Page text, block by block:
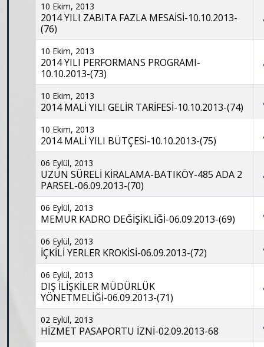
10 Ekim, 2013
2014 YILI ZABITA FAZLA MESAİSİ-10.10.2013-
(76)
10 Ekim, 2013
2014 YILI PERFORMANS PROGRAMI-
10.10.2013-(73)
10 Ekim, 2013
2014 MALİ YILI GELİR TARİFESİ-10.10.2013-(74)
10 Ekim, 2013
2014 MALİ YILI BÜTÇESİ-10.10.2013-(75)
06 Eylül, 2013
UZUN SÜRELİ KİRALAMA-BATIKÖY-485 ADA 2
PARSEL-06.09.2013-(70)
06 Eylül, 2013
MEMUR KADRO DEĞİŞİKLİĞİ-06.09.2013-(69)
06 Eylül, 2013
İÇKİLİ YERLER KROKİSİ-06.09.2013-(72)
06 Eylül, 2013
DIŞ İLİŞKİLER MÜDÜRLÜK
YÖNETMELİĞİ-06.09.2013-(71)
02 Eylül, 2013
HİZMET PASAPORTU İZNİ-02.09.2013-68